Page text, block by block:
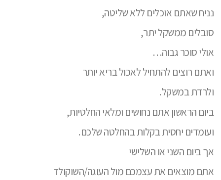
נניח שאתם אוכלים ללא שליטה,
סובלים ממשקל יתר,
אולי סוכר גבוה…
ואתם רוצים להתחיל לאכול בריא יותר
ולרדת במשקל.
ביום הראשון אתם נחושים ומלאי החלטיות,
ועומדים יחסית בקלות בהחלטה שלכם.
אך ביום השני או השלישי
אתם מוצאים את עצמכם מול העוגה/השוקולד